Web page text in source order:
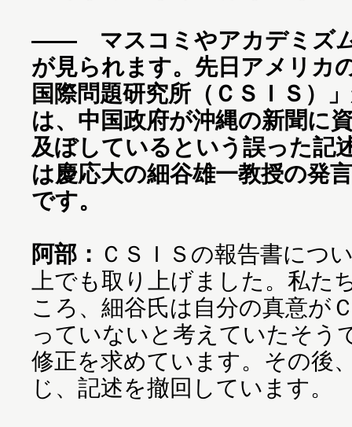
―― マスコミやアカデミズム
が見られます。先日アメリカ
国際問題研究所（ＣＳＩＳ）
は、中国政府が沖縄の新聞に
及ぼしているという誤った記
は慶応大の細谷雄一教授の発
です。
阿部： ＣＳＩＳの報告書につ
上でも取り上げました。私た
ころ、細谷氏は自分の真意が
っていないと考えていたそう
修正を求めています。その後
じ、記述を撤回しています。